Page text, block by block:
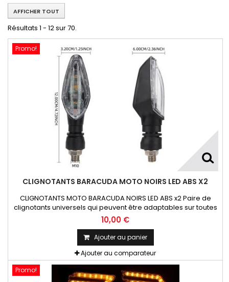
AFFICHER TOUT
Résultats 1 - 12 sur 70.
Promo!
CLIGNOTANTS BARACUDA MOTO NOIRS LED ABS X2
CLIGNOTANTS MOTO BARACUDA NOIRS LED ABS x2 Paire de
clignotants universels qui peuvent être adaptables sur toutes
motos ou scooters
10,00 €
Ajouter au panier
Ajouter au comparateur
Promo!